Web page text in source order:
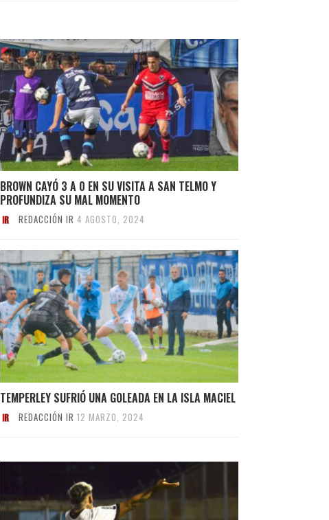
BROWN CAYÓ 3 A 0 EN SU VISITA A SAN TELMO Y
PROFUNDIZA SU MAL MOMENTO
REDACCIÓN IR 4 AGOSTO, 2024
TEMPERLEY SUFRIÓ UNA GOLEADA EN LA ISLA MACIEL
REDACCIÓN IR 12 MARZO, 2024